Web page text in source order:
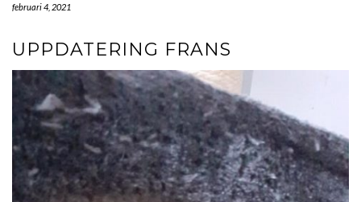
februari 4, 2021
UPPDATERING FRANS